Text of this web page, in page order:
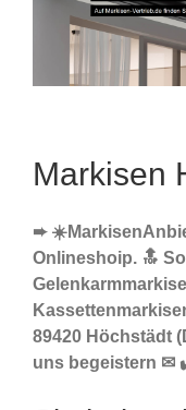
Markisen
➨
Onlineshoip. 🔝
89420 Höchstädt
uns begeistern ✉